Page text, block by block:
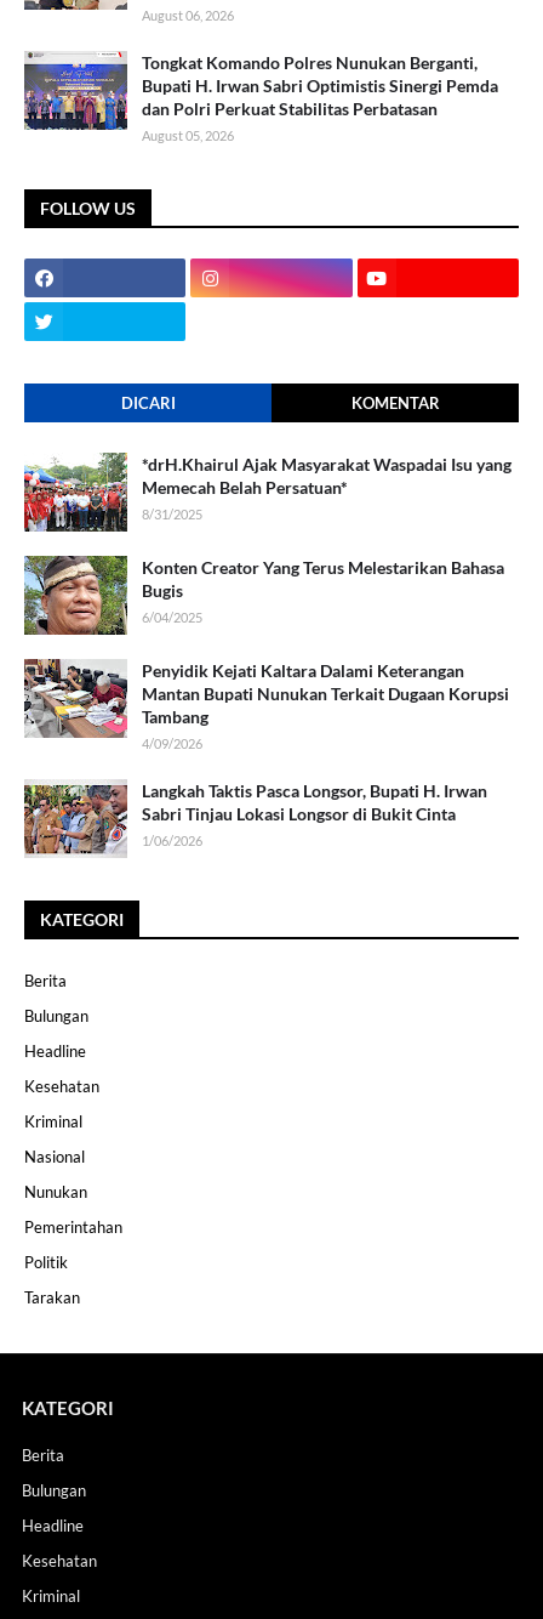
August 06, 2026
Tongkat Komando Polres Nunukan Berganti,
Bupati H. Irwan Sabri Optimistis Sinergi Pemda
dan Polri Perkuat Stabilitas Perbatasan
August 05, 2026
FOLLOW US
DICARI KOMENTAR
*drH.Khairul Ajak Masyarakat Waspadai Isu yang
Memecah Belah Persatuan*
8/31/2025
Konten Creator Yang Terus Melestarikan Bahasa
Bugis
6/04/2025
Penyidik Kejati Kaltara Dalami Keterangan
Mantan Bupati Nunukan Terkait Dugaan Korupsi
Tambang
4/09/2026
Langkah Taktis Pasca Longsor, Bupati H. Irwan
Sabri Tinjau Lokasi Longsor di Bukit Cinta
1/06/2026
KATEGORI
Berita
Bulungan
Headline
Kesehatan
Kriminal
Nasional
Nunukan
Pemerintahan
Politik
Tarakan
KATEGORI
Berita
Bulungan
Headline
Kesehatan
Kriminal